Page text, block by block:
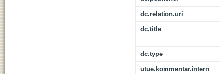
dc.relation.uri
dc.title
dc.type
utue.kommentar.intern